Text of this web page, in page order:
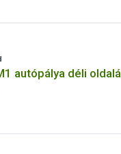
autópálya déli